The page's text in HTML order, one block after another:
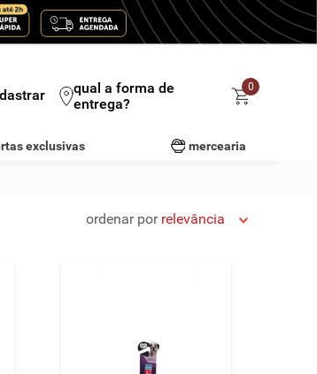
qual a forma de
entrega?
0
exclusivas mercearia
ordenar por relevância